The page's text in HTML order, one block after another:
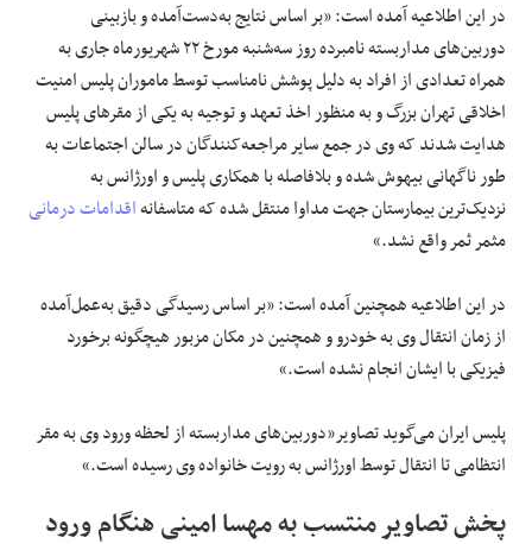
در این اطلاعیه آمده است: «بر اساس نتایج به‌دست‌آمده و بازبینی
دوربین‌های مداربسته نامبرده روز سه‌شنبه مورخ ۲۲ شهریورماه جاری به
همراه تعدادی از افراد به‌ دلیل پوشش نامناسب توسط ماموران پلیس امنیت
اخلاقی تهران بزرگ و به منظور اخذ تعهد و توجیه به یکی از مقرهای پلیس
هدایت شدند که وی در جمع سایر مراجعه‌کنندگان در سالن اجتماعات به
طور ناگهانی بیهوش شده و بلافاصله با همکاری پلیس و اورژانس به
نزدیک‌ترین بیمارستان جهت مداوا منتقل شده که متاسفانهاقدامات درمانی
مثمر ثمر واقع نشد.»
در این اطلاعیه همچنین آمده است: «بر اساس رسیدگی دقیق به‌عمل‌آمده
از زمان انتقال وی به خودرو و همچنین در مکان مزبور هیچگونه برخورد
فیزیکی با ایشان انجام نشده است.»
پلیس ایران می‌گوید تصاویر«دوربین‌های مداربسته از لحظه ورود وی به مقر
انتظامی تا انتقال توسط اورژانس به رویت خانواده وی رسیده است.»
پخش تصاویر منتسب به مهسا امینی هنگام ورود